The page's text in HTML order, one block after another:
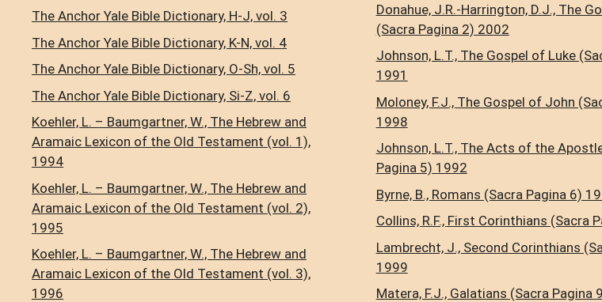
The Anchor Yale Bible Dictionary, H-J, vol. 3
The Anchor Yale Bible Dictionary, K-N, vol. 4
The Anchor Yale Bible Dictionary, O-Sh, vol. 5
The Anchor Yale Bible Dictionary, Si-Z, vol. 6
Koehler, L. – Baumgartner, W., The Hebrew and
Aramaic Lexicon of the Old Testament (vol. 1),
1994
Koehler, L. – Baumgartner, W., The Hebrew and
Aramaic Lexicon of the Old Testament (vol. 2),
1995
Koehler, L. – Baumgartner, W., The Hebrew and
Aramaic Lexicon of the Old Testament (vol. 3),
1996
Donahue, J.R.-Harrington, D.J., The
(Sacra Pagina 2) 2002
Johnson, L.T., The Gospel of Luke
1991
Moloney, F.J., The Gospel of John
1998
Johnson, L.T., The Acts of the
Pagina 5) 1992
Byrne, B., Romans (Sacra Pagina 6)
Collins, R.F., First Corinthians (Sacra
Lambrecht, J., Second Corinthians
1999
Matera, F.J., Galatians (Sacra Pagina